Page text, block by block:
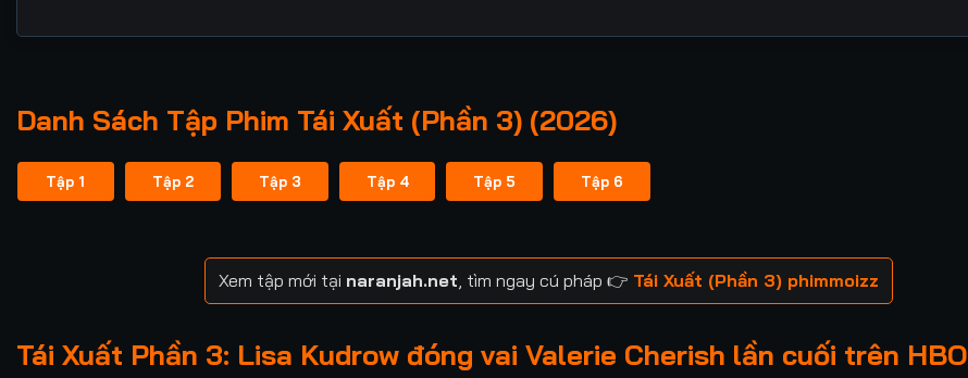
Danh Sách Tập Phim Tái Xuất (Phần 3) (2026)
Tập 1 Tập 2 Tập 3 Tập 4 Tập 5 Tập 6
Xem tập mới tại naranjah.net , tìm ngay cú pháp 👉 Tái Xuất (Phần 3) phimmoizz
Tái Xuất Phần 3: Lisa Kudrow đóng vai Valerie Cherish lần cuối trên HBO